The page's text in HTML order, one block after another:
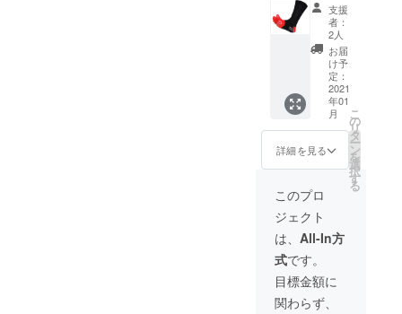
す。
※メール
便送料
180円込
みとな
りま
す。
支援者
様への
お返し
とし
て、第
一弾で
正式発
売予定
の
「Mサ
イズ 25-
27cm
（希望
小売価
格3,000
円）」
を３足
ご提供
しま
す。
※メール
支援
者：
2人
お届
け予
定：
2021
年01
月
詳細を見る
こ
の
リ
タ
ー
ン
を
選
択
す
る
このプロ
ジェクト
は、 All-In方
式です。
目標金額に
関わらず、